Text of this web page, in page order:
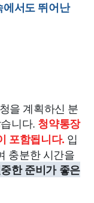
서도 뛰어난
을 계획하신 분
니다. 청약통장
포함됩니다. 입
충분한 시간을
한 준비가 좋은